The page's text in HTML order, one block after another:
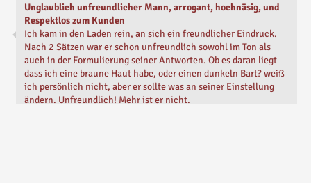
Unglaublich unfreundlicher Mann, arrogant, hochnäsig, und
Respektlos zum Kunden
Ich kam in den Laden rein, an sich ein freundlicher Eindruck.
Nach 2 Sätzen war er schon unfreundlich sowohl im Ton als
auch in der Formulierung seiner Antworten. Ob es daran liegt
dass ich eine braune Haut habe, oder einen dunkeln Bart? weiß
ich persönlich nicht, aber er sollte was an seiner Einstellung
ändern. Unfreundlich! Mehr ist er nicht.